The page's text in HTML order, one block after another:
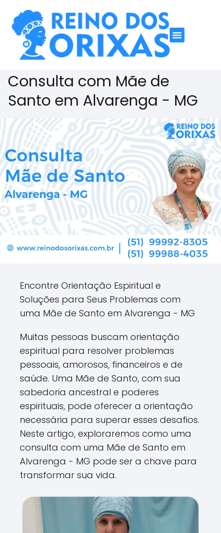
Consulta com Mãe de
Santo em Alvarenga - MG
Encontre Orientação Espiritual e
Soluções para Seus Problemas com
uma Mãe de Santo em Alvarenga - MG
Muitas pessoas buscam orientação
espiritual para resolver problemas
pessoais, amorosos, financeiros e de
saúde. Uma Mãe de Santo, com sua
sabedoria ancestral e poderes
espirituais, pode oferecer a orientação
necessária para superar esses desafios.
Neste artigo, exploraremos como uma
consulta com uma Mãe de Santo em
Alvarenga - MG pode ser a chave para
transformar sua vida.